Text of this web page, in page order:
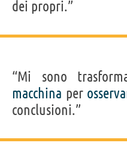
dei propri.”
“Mi sono
macchina per
conclusioni.”